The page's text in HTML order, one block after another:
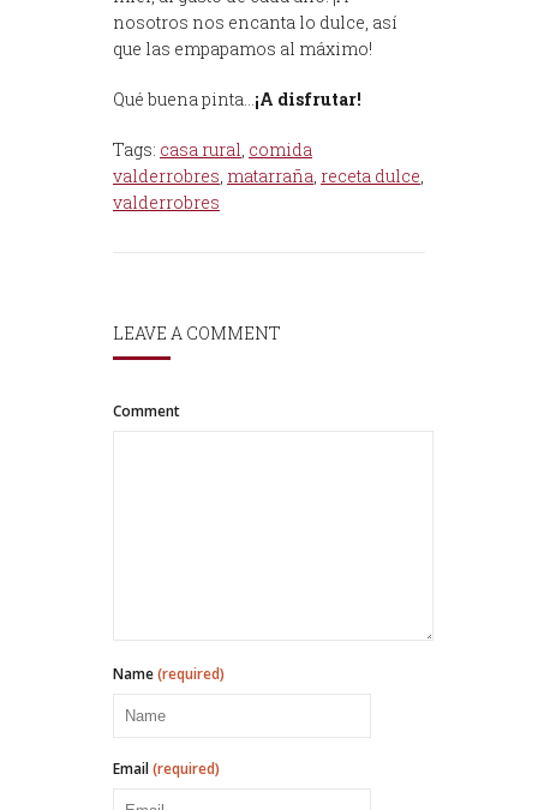
nosotros nos encanta lo dulce, así
que las empapamos al máximo!
Qué buena pinta…¡A disfrutar!
Tags: casa rural, comida
valderrobres, matarraña, receta dulce,
valderrobres
LEAVE A COMMENT
Comment
Name(required)
Email(required)